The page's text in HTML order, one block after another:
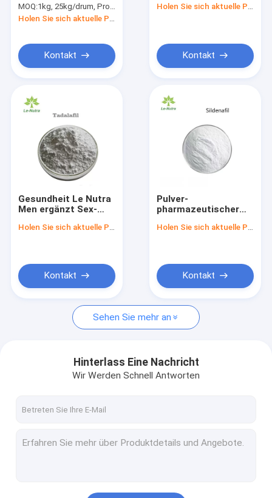
Diätetische Ergänzungs-Pulver
Kräuterauszugpulver
Reines Vitamin-Pulver
Leere Hartkapseln
Antioxydant-Pulver
API-Pulver
Protein-Nahrungs-Pulver
Aminosäureergänzungen
Haar-Wachstum zu
pulverisieren
MOQ:1kg, 25kg/drum, Probe ist verfügbar
Kontakt
Cas 171596-29-5
Holen Sie sich aktuelle Preis
Kontakt
Gesundheit Le Nutra
Men ergänzt Sex-
Reinheitsgrad CASs
Kontakt
Pulver-
pharmazeutischer
Nutra C22H30N6O4S
Kontakt
Sehen Sie mehr an
Hinterlass Eine Nachricht
Wir Werden Schnell Antworten